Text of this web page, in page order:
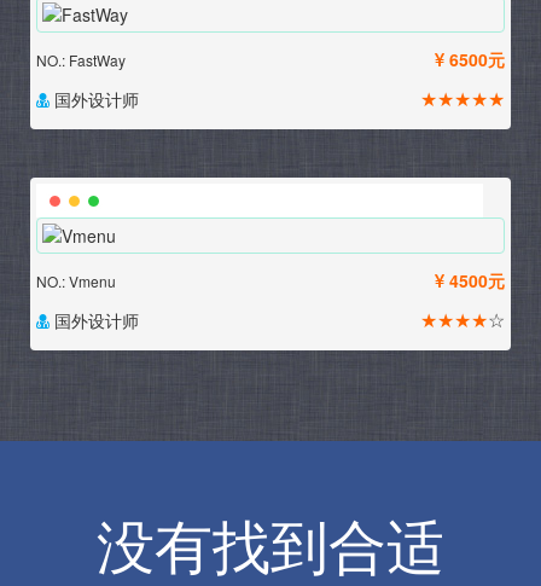
6500元
NO.: FastWay
★★★★★
国外设计师
4500元
NO.: Vmenu
★★★★☆
国外设计师
没有找到合适